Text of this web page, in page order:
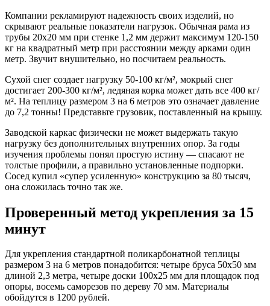
Компании рекламируют надежность своих изделий, но
скрывают реальные показатели нагрузок. Обычная рама из
трубы 20х20 мм при стенке 1,2 мм держит максимум 120-150
кг на квадратный метр при расстоянии между арками один
метр. Звучит внушительно, но посчитаем реальность.
Сухой снег создает нагрузку 50-100 кг/м², мокрый снег
достигает 200-300 кг/м², ледяная корка может дать все 400 кг/
м². На теплицу размером 3 на 6 метров это означает давление
до 7,2 тонны! Представьте грузовик, поставленный на крышу.
Заводской каркас физически не может выдержать такую
нагрузку без дополнительных внутренних опор. За годы
изучения проблемы понял простую истину — спасают не
толстые профили, а правильно установленные подпорки.
Сосед купил «супер усиленную» конструкцию за 80 тысяч,
она сложилась точно так же.
Проверенный метод укрепления за 15
минут
Для укрепления стандартной поликарбонатной теплицы
размером 3 на 6 метров понадобится: четыре бруса 50х50 мм
длиной 2,3 метра, четыре доски 100х25 мм для площадок под
опоры, восемь саморезов по дереву 70 мм. Материалы
обойдутся в 1200 рублей.